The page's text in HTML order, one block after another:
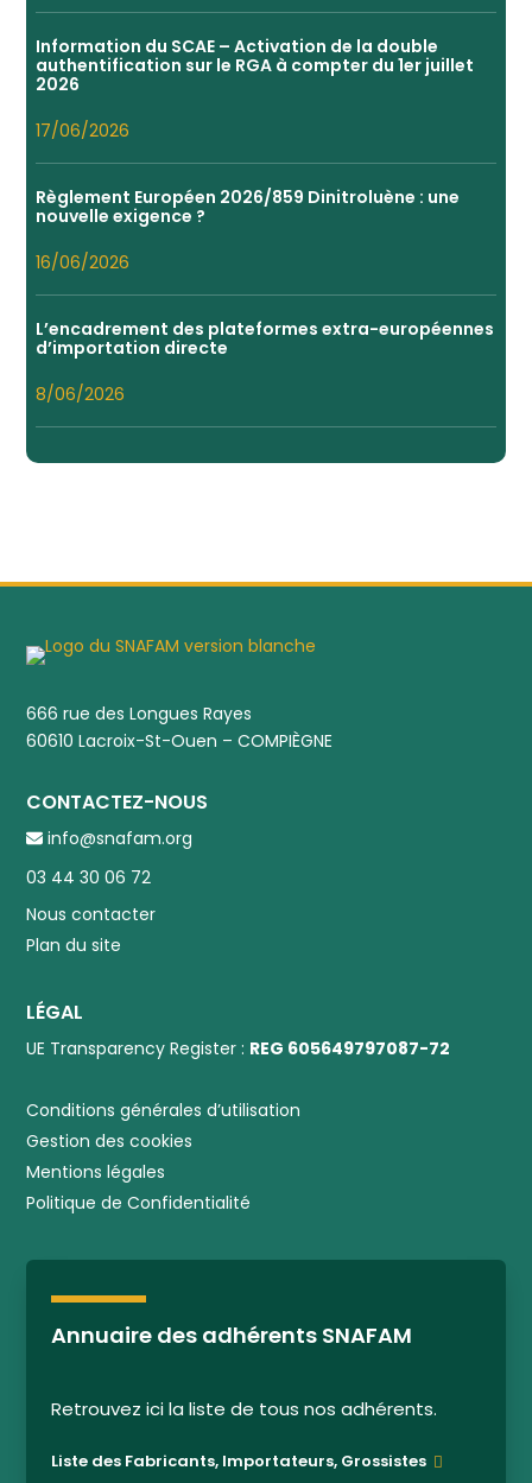
Information du SCAE – Activation de la double
authentification sur le RGA à compter du 1er juillet
2026
17/06/2026
Règlement Européen 2026/859 Dinitroluène : une
nouvelle exigence ?
16/06/2026
L’encadrement des plateformes extra-européennes
d’importation directe
8/06/2026
666 rue des Longues Rayes
60610 Lacroix-St-Ouen – COMPIÈGNE
CONTACTEZ-NOUS
info@snafam.org
03 44 30 06 72
Nous contacter
Plan du site
LÉGAL
UE Transparency Register : REG 605649797087-72
Conditions générales d’utilisation
Gestion des cookies
Mentions légales
Politique de Confidentialité
Annuaire des adhérents SNAFAM
Retrouvez ici la liste de tous nos adhérents.
Liste des Fabricants, Importateurs, Grossistes